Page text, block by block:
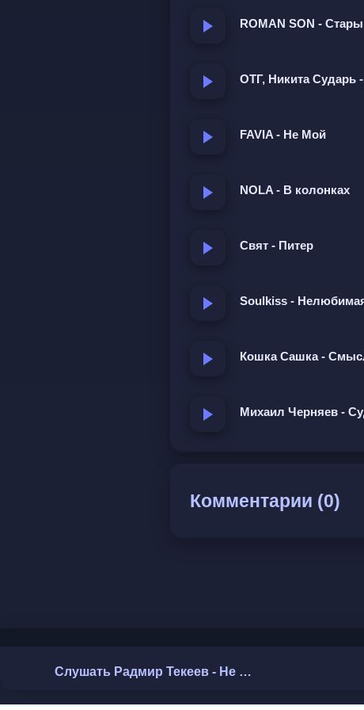
Я почти научился без
Я всё равно жду
Просьба не звонить
она позвонит, он
где они рядом, но не
это о боли и желании.
ROMAN SON -
ОТГ, Никита Сударь
FAVIA - Не Мой
NOLA - В колонках
Свят - Питер
Soulkiss -
Кошка Сашка -
Михаил Черняев -
Комментарии (0)
Слушать Радмир Текеев - Не звони мне ночью